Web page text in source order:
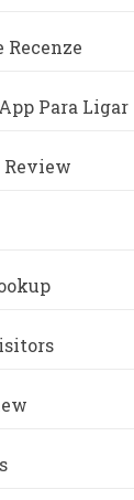
Para Ligar
Review